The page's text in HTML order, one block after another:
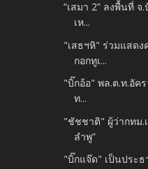
“เสมา 2” ลงพื้นที่
เห...
"เสธฯหิ" ร่วมแสด
กอกทูเ...
"บิ๊กอ้อ" พล.ต.ท.อัค
ท...
"ชัชชาติ" ผู้ว่ากทม.
ลำพู”
"บิ๊กแจ๊ด" เป็นประ